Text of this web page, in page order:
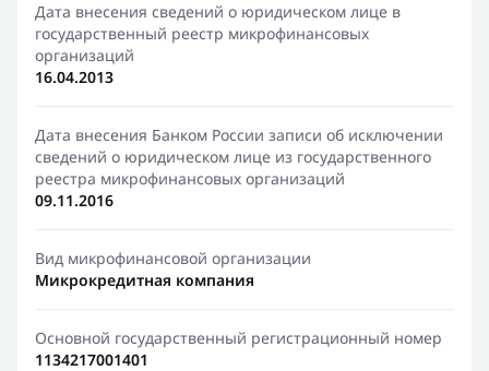
Дата внесения сведений о юридическом лице в
государственный реестр микрофинансовых
организаций
16.04.2013
Дата внесения Банком России записи об исключении
сведений о юридическом лице из государственного
реестра микрофинансовых организаций
09.11.2016
Вид микрофинансовой организации
Микрокредитная компания
Основной государственный регистрационный номер
1134217001401